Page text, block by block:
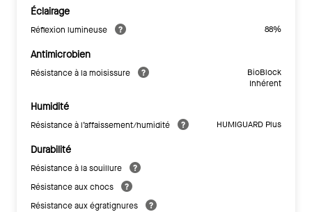
Éclairage
Réflexion lumineuse 88%
Antimicrobien
Résistance à la moisissure
BioBlock
Inhérent
Humidité
Résistance à l’affaissement/humidité HUMIGUARD Plus
Durabilité
Résistance à la souillure
Résistance aux chocs
Résistance aux égratignures